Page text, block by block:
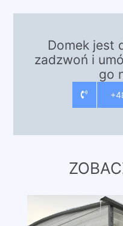
Domek jest
zadzwoń i
go